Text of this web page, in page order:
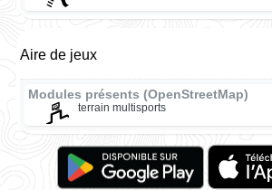
Aire de jeux
Modules présents (OpenStreetMap)
terrain multisports